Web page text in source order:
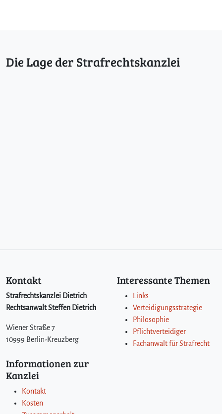
Die Lage der Strafrechtskanzlei
Kontakt
Strafrechtskanzlei Dietrich
Rechtsanwalt Steffen Dietrich
Wiener Straße 7
10999 Berlin-Kreuzberg
Interessante Themen
Links
Verteidigungsstrategie
Philosophie
Pflichtverteidiger
Fachanwalt für Strafrecht
Informationen zur
Kanzlei
Kontakt
Kosten